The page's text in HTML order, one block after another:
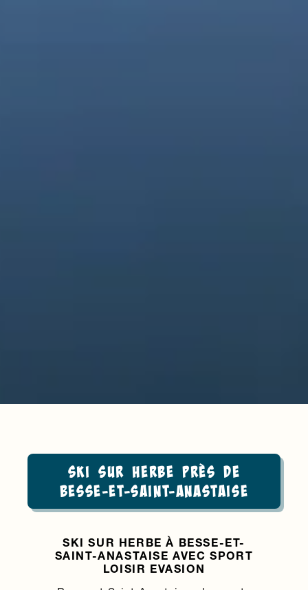
Ski sur herbe près de
Besse-et-Saint-Anastaise
SKI SUR HERBE À BESSE-ET-
SAINT-ANASTAISE AVEC SPORT
LOISIR EVASION